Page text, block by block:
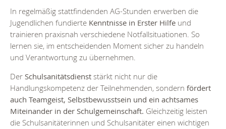
In regelmäßig stattfindenden AG-Stunden erwerben die
Jugendlichen fundierte Kenntnisse in Erster Hilfe und
trainieren praxisnah verschiedene Notfallsituationen. So
lernen sie, im entscheidenden Moment sicher zu handeln
und Verantwortung zu übernehmen.
Der Schulsanitätsdienst stärkt nicht nur die
Handlungskompetenz der Teilnehmenden, sondern fördert
auch Teamgeist, Selbstbewusstsein und ein achtsames
Miteinander in der Schulgemeinschaft. Gleichzeitig leisten
die Schulsanitäterinnen und Schulsanitäter einen wichtigen